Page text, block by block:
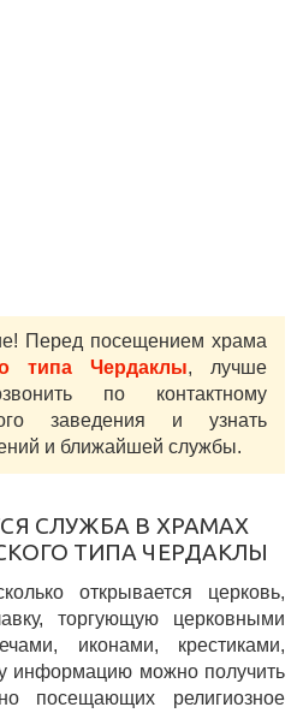
Перед посещением храма
типа Чердаклы, лучше
по контактному
заведения и узнать
и ближайшей службы.
СЛУЖБА В ХРАМАХ
ТИПА ЧЕРДАКЛЫ
открывается церковь,
торгующую церковными
иконами, крестиками,
информацию можно получить
посещающих религиозное